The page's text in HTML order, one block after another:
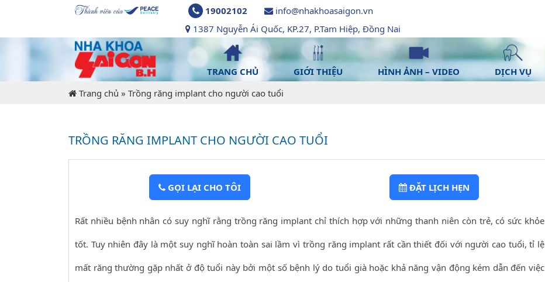
19002102
info@nhakhoasaigon.vn
1387 Nguyễn Ái Quốc, KP.27, P.Tam Hiệp, Đồng Nai
TRANG CHỦ GIỚI THIỆU HÌNH ẢNH – VIDEO DỊCH VỤ
Trang chủ » Trồng răng implant cho người cao tuổi
TRỒNG RĂNG IMPLANT CHO NGƯỜI CAO TUỔI
GỌI LẠI CHO TÔI ĐẶT LỊCH HẸN
Rất nhiều bệnh nhân có suy nghĩ rằng trồng răng implant chỉ thích hợp với những thanh niên còn trẻ, có sức khỏe
tốt. Tuy nhiên đây là một suy nghĩ hoàn toàn sai lầm vì trồng răng implant rất cần thiết đối với người cao tuổi, tỉ lệ
mất răng thường gặp nhất ở độ tuổi này bởi một số bệnh lý do tuổi già hoặc khả năng vận động kém dẫn đến việc